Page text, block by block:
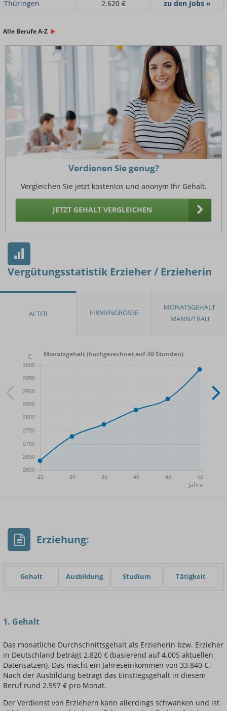
Thüringen 2.620 € zu den Jobs »
Alle Berufe A-Z
Verdienen Sie genug?
Vergleichen Sie jetzt kostenlos und anonym Ihr Gehalt.
JETZT GEHALT VERGLEICHEN
Vergütungsstatistik Erzieher / Erzieherin
Monatsgehalt (hochgerechnet auf 40 Stunden)
Erziehung:
Gehalt Ausbildung Studium Tätigkeit
1. Gehalt
Das monatliche Durchschnittsgehalt als Erzieherin bzw. Erzieher
in Deutschland beträgt 2.820 € (basierend auf 4.005 aktuellen
Datensätzen). Das macht ein Jahreseinkommen von 33.840 €.
Nach der Ausbildung beträgt das Einstiegsgehalt in diesem
Beruf rund 2.597 € pro Monat.
Der Verdienst von Erziehern kann allerdings schwanken und ist